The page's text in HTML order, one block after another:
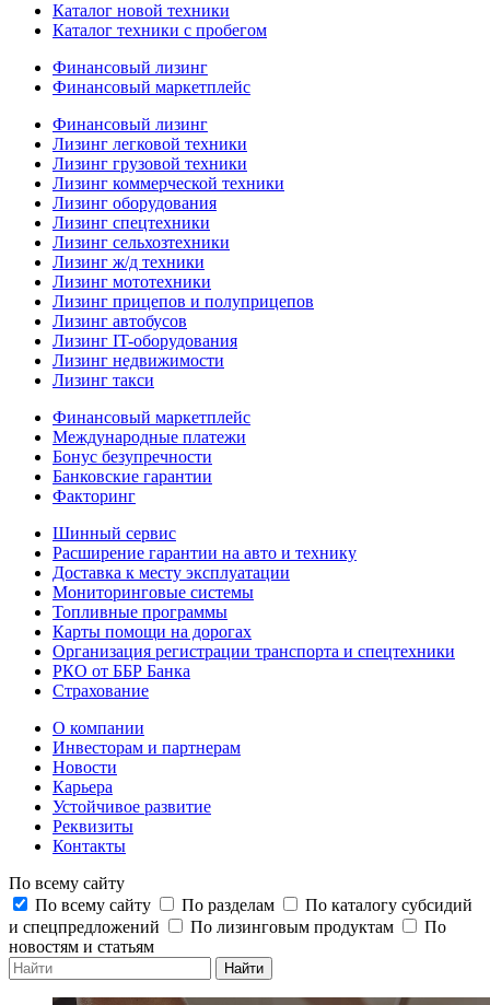
Каталог новой техники
Каталог техники с пробегом
Финансовый лизинг
Финансовый маркетплейс
Финансовый лизинг
Лизинг легковой техники
Лизинг грузовой техники
Лизинг коммерческой техники
Лизинг оборудования
Лизинг спецтехники
Лизинг сельхозтехники
Лизинг ж/д техники
Лизинг мототехники
Лизинг прицепов и полуприцепов
Лизинг автобусов
Лизинг IT-оборудования
Лизинг недвижимости
Лизинг такси
Финансовый маркетплейс
Международные платежи
Бонус безупречности
Банковские гарантии
Факторинг
Шинный сервис
Расширение гарантии на авто и технику
Доставка к месту эксплуатации
Мониторинговые системы
Топливные программы
Карты помощи на дорогах
Организация регистрации транспорта и спецтехники
РКО от ББР Банка
Страхование
О компании
Инвесторам и партнерам
Новости
Карьера
Устойчивое развитие
Реквизиты
Контакты
По всему сайту
По всему сайту
По разделам
По каталогу субсидий
и спецпредложений
По лизинговым продуктам
По
новостям и статьям
Найти